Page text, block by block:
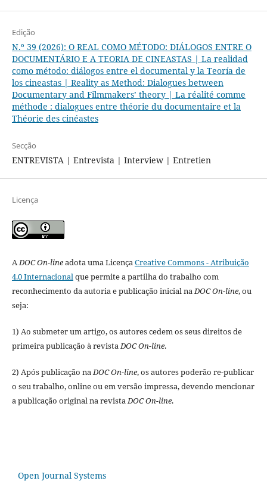
Edição
N.º 39 (2026): O REAL COMO MÉTODO: DIÁLOGOS ENTRE O
DOCUMENTÁRIO E A TEORIA DE CINEASTAS | La realidad
como método: diálogos entre el documental y la Teoría de
los cineastas | Reality as Method: Dialogues between
Documentary and Filmmakers’ theory | La réalité comme
méthode : dialogues entre théorie du documentaire et la
Théorie des cinéastes
Secção
ENTREVISTA | Entrevista | Interview | Entretien
Licença
ADOC On-lineadota uma LicençaCreative Commons - Atribuição
4.0 Internacionalque permite a partilha do trabalho com
reconhecimento da autoria e publicação inicial naDOC On-line, ou
seja:
1) Ao submeter um artigo, os autores cedem os seus direitos de
primeira publicação à revistaDOC On-line.
2) Após publicação naDOC On-line, os autores poderão re-publicar
o seu trabalho, online ou em versão impressa, devendo mencionar
a publicação original na revistaDOC On-line.
Open Journal Systems